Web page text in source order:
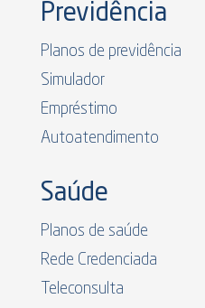
Previdência
Planos de previdência
Simulador
Empréstimo
Autoatendimento
Saúde
Planos de saúde
Rede Credenciada
Teleconsulta